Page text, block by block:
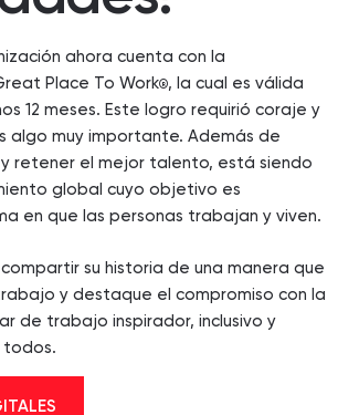
ahora cuenta con la
Place To Work®, la cual es válida
12 meses. Este logro requirió coraje y
algo muy importante. Además de
retener el mejor talento, está siendo
global cuyo objetivo es
en que las personas trabajan y viven.
su historia de una manera que
y destaque el compromiso con la
de trabajo inspirador, inclusivo y